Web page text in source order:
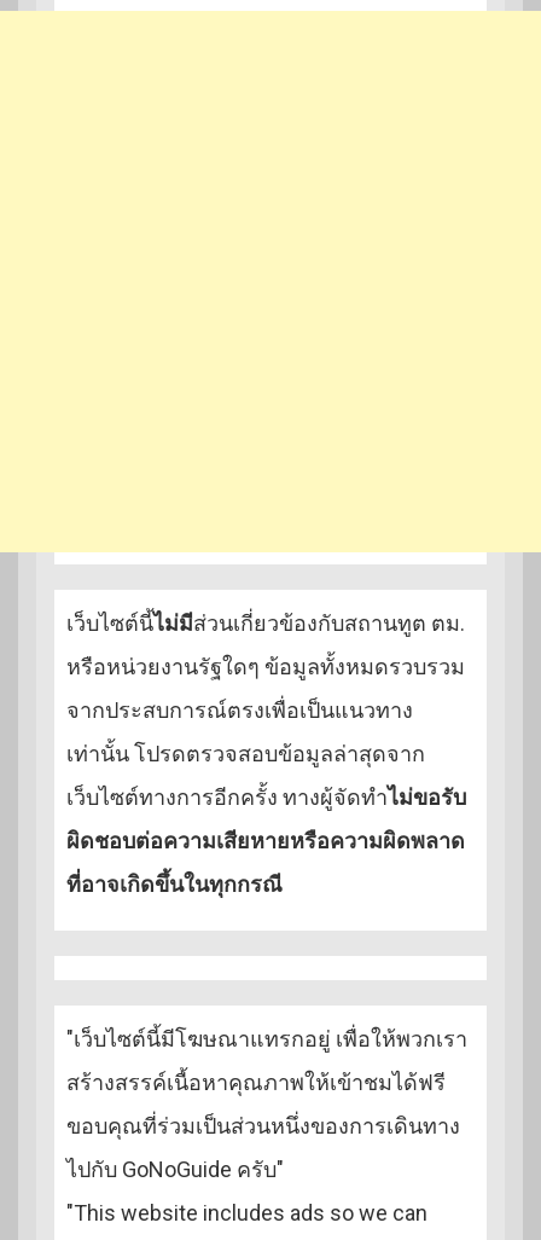
เว็บไซต์นี้ไม่มีส่วนเกี่ยวข้องกับสถานทูต ตม.
หรือหน่วยงานรัฐใดๆ ข้อมูลทั้งหมดรวบรวม
จากประสบการณ์ตรงเพื่อเป็นแนวทาง
เท่านั้น โปรดตรวจสอบข้อมูลล่าสุดจาก
เว็บไซต์ทางการอีกครั้ง ทางผู้จัดทำไม่ขอรับ
ผิดชอบต่อความเสียหายหรือความผิดพลาด
ที่อาจเกิดขึ้นในทุกกรณี
"เว็บไซต์นี้มีโฆษณาแทรกอยู่ เพื่อให้พวกเรา
สร้างสรรค์เนื้อหาคุณภาพให้เข้าชมได้ฟรี
ขอบคุณที่ร่วมเป็นส่วนหนึ่งของการเดินทาง
ไปกับ GoNoGuide ครับ"
"This website includes ads so we can